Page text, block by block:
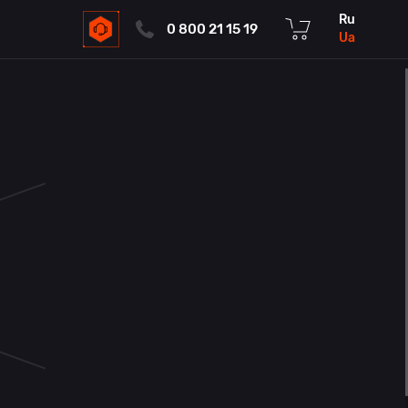
0 800 21 15 19
ru
ua